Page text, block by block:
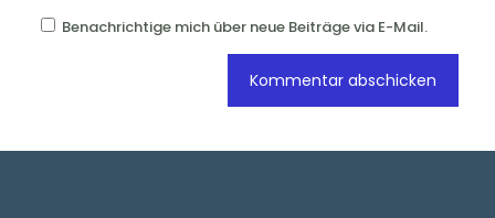
Benachrichtige mich über neue Beiträge via E-Mail.